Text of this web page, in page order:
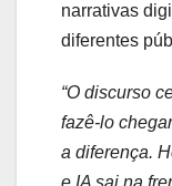
narrativas
diferentes
“O discurso
fazê-lo
a diferença.